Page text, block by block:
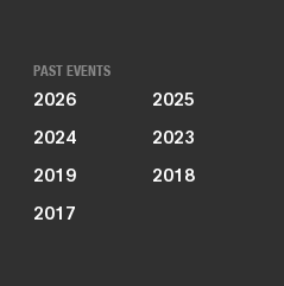
PAST EVENTS
2026
2025
2024
2023
2019
2018
2017